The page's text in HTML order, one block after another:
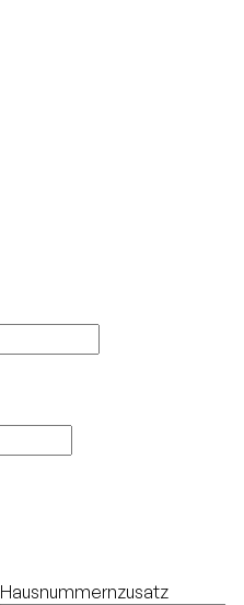
Hausnummernzusatz